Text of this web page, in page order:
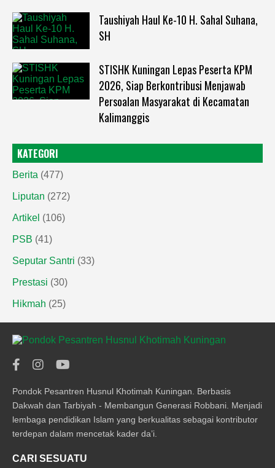
Taushiyah Haul Ke-10 H. Sahal Suhana,
SH
STISHK Kuningan Lepas Peserta KPM
2026, Siap Berkontribusi Menjawab
Persoalan Masyarakat di Kecamatan
Kalimanggis
KATEGORI
Berita (477)
Liputan (272)
Artikel (106)
PSB (41)
Seputar Santri (33)
Prestasi (30)
Hikmah (25)
Pondok Pesantren Husnul Khotimah Kuningan. Berbasis
Dakwah dan Tarbiyah - Membangun Generasi Robbani. Menjadi
lembaga pendidikan Islam yang berkualitas sebagai kontributor
terdepan dalam mencetak kader da’i.
CARI SESUATU